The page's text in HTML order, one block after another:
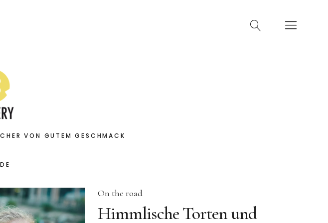
VON GUTEM GESCHMACK
On the road
Himmlische Torten und